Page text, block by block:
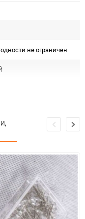
не ограничен
сертификации
условий не требует